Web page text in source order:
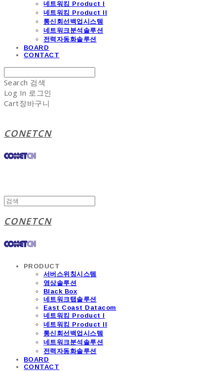
네트워킹 Product I
네트워킹 Product II
통신회선백업시스템
네트워크분석솔루션
전력자동화솔루션
BOARD
CONTACT
Search 검색
Log In 로그인
Cart장바구니
CONETCN
CONETCN
PRODUCT
서버스위칭시스템
영상솔루션
Black Box
네트워크탭솔루션
East Coast Datacom
네트워킹 Product I
네트워킹 Product II
통신회선백업시스템
네트워크분석솔루션
전력자동화솔루션
BOARD
CONTACT